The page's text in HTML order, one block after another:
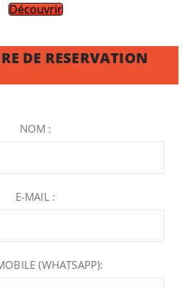
Découvrir
DE RESERVATION
NOM :
E-MAIL :
(WHATSAPP):